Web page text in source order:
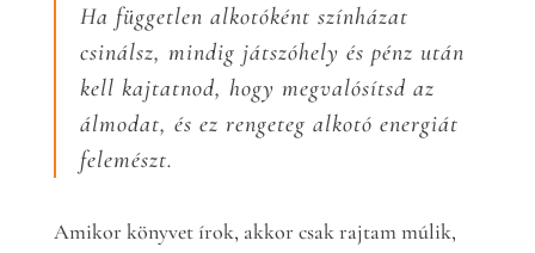
Ha független alkotóként színházat
csinálsz, mindig játszóhely és pénz után
kell kajtatnod, hogy megvalósítsd az
álmodat, és ez rengeteg alkotó energiát
felemészt.
Amikor könyvet írok, akkor csak rajtam múlik,